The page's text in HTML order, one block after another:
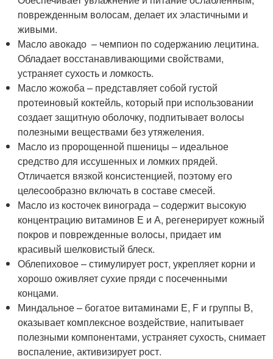
поврежденным волосам, делает их эластичными и
живыми.
Масло авокадо – чемпион по содержанию лецитина.
Обладает восстанавливающими свойствами,
устраняет сухость и ломкость.
Масло жожоба – представляет собой густой
протеиновый коктейль, который при использовании
создает защитную оболочку, подпитывает волосы
полезными веществами без утяжеления.
Масло из пророщенной пшеницы – идеальное
средство для иссушенных и ломких прядей.
Отличается вязкой консистенцией, поэтому его
целесообразно включать в составе смесей.
Масло из косточек винограда – содержит высокую
концентрацию витаминов Е и А, регенерирует кожный
покров и поврежденные волосы, придает им
красивый шелковистый блеск.
Облепиховое – стимулирует рост, укрепляет корни и
хорошо оживляет сухие пряди с посеченными
концами.
Миндальное – богатое витаминами Е, F и группы В,
оказывает комплексное воздействие, напитывает
полезными компонентами, устраняет сухость, снимает
воспаление, активизирует рост.